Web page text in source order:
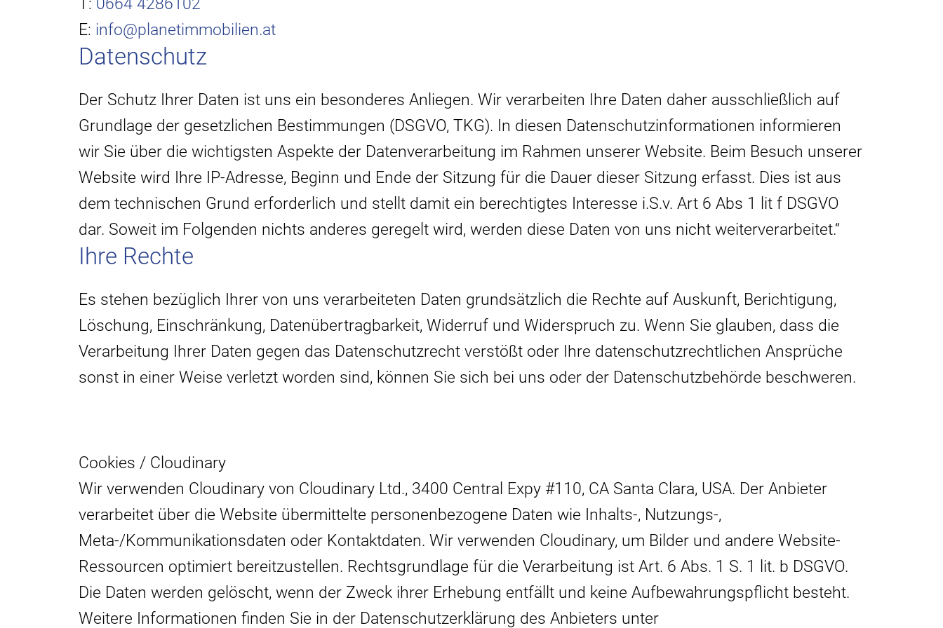
E: info@planetimmobilien.at
Datenschutz
Der Schutz Ihrer Daten ist uns ein besonderes Anliegen. Wir verarbeiten Ihre Daten daher ausschließlich auf
Grundlage der gesetzlichen Bestimmungen (DSGVO, TKG). In diesen Datenschutzinformationen informieren
wir Sie über die wichtigsten Aspekte der Datenverarbeitung im Rahmen unserer Website. Beim Besuch unserer
Website wird Ihre IP-Adresse, Beginn und Ende der Sitzung für die Dauer dieser Sitzung erfasst. Dies ist aus
dem technischen Grund erforderlich und stellt damit ein berechtigtes Interesse i.S.v. Art 6 Abs 1 lit f DSGVO
dar. Soweit im Folgenden nichts anderes geregelt wird, werden diese Daten von uns nicht weiterverarbeitet.“
Ihre Rechte
Es stehen bezüglich Ihrer von uns verarbeiteten Daten grundsätzlich die Rechte auf Auskunft, Berichtigung,
Löschung, Einschränkung, Datenübertragbarkeit, Widerruf und Widerspruch zu. Wenn Sie glauben, dass die
Verarbeitung Ihrer Daten gegen das Datenschutzrecht verstößt oder Ihre datenschutzrechtlichen Ansprüche
sonst in einer Weise verletzt worden sind, können Sie sich bei uns oder der Datenschutzbehörde beschweren.
Cookies / Cloudinary
Wir verwenden Cloudinary von Cloudinary Ltd., 3400 Central Expy #110, CA Santa Clara, USA. Der Anbieter
verarbeitet über die Website übermittelte personenbezogene Daten wie Inhalts-, Nutzungs-,
Meta-/Kommunikationsdaten oder Kontaktdaten. Wir verwenden Cloudinary, um Bilder und andere Website-
Ressourcen optimiert bereitzustellen. Rechtsgrundlage für die Verarbeitung ist Art. 6 Abs. 1 S. 1 lit. b DSGVO.
Die Daten werden gelöscht, wenn der Zweck ihrer Erhebung entfällt und keine Aufbewahrungspflicht besteht.
Weitere Informationen finden Sie in der Datenschutzerklärung des Anbieters unter